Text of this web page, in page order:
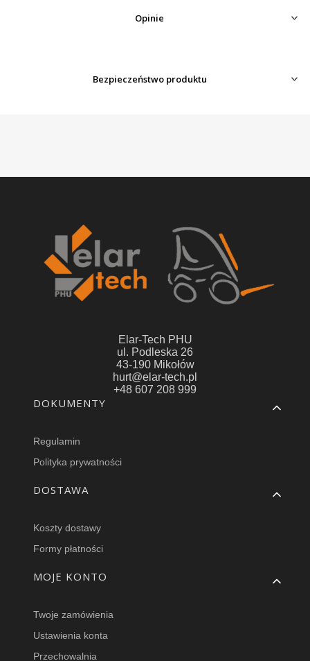
Opinie
Bezpieczeństwo produktu
Elar-Tech PHU
ul. Podleska 26
43-190 Mikołów
hurt@elar-tech.pl
+48 607 208 999
Linki w stopce
DOKUMENTY
Regulamin
Polityka prywatności
DOSTAWA
Koszty dostawy
Formy płatności
MOJE KONTO
Twoje zamówienia
Ustawienia konta
Przechowalnia